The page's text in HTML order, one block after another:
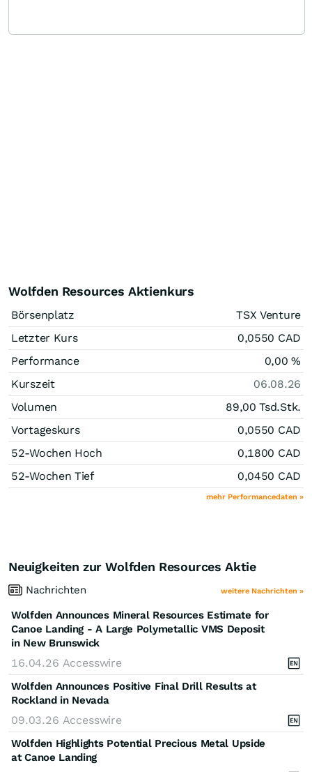
Wolfden Resources Aktienkurs
Börsenplatz
TSX Venture
Letzter Kurs
0,0550 CAD
Performance
0,00%
Kurszeit
06.08.26
Volumen
89,00 Tsd.Stk.
Vortageskurs
0,0550 CAD
52-Wochen Hoch
0,1800 CAD
52-Wochen Tief
0,0450 CAD
mehr Performancedaten »
Neuigkeiten zur Wolfden Resources Aktie
Nachrichten weitere Nachrichten »
Wolfden Announces Mineral Resources Estimate for
Canoe Landing - A Large Polymetallic VMS Deposit
in New Brunswick
16.04.26 Accesswire
Wolfden Announces Positive Final Drill Results at
Rockland in Nevada
09.03.26 Accesswire
Wolfden Highlights Potential Precious Metal Upside
at Canoe Landing